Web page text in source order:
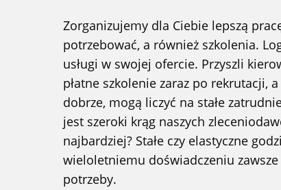
Zorganizujemy dla Ciebie lepszą
potrzebować, a również szkolenia.
usługi w swojej ofercie. Przyszli
płatne szkolenie zaraz po rekrutacji,
dobrze, mogą liczyć na stałe
jest szeroki krąg naszych
najbardziej? Stałe czy elastyczne
wieloletniemu doświadczeniu
potrzeby.